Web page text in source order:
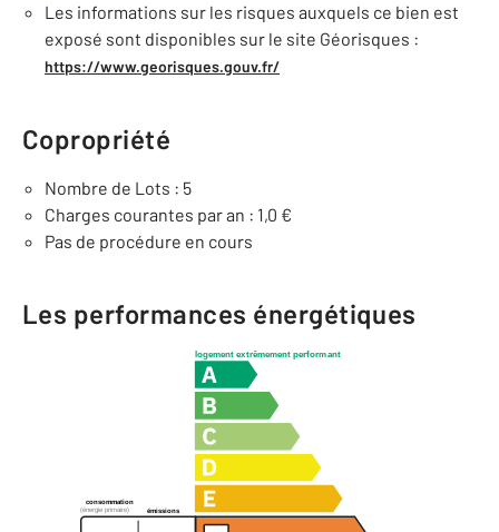
Les informations sur les risques auxquels ce bien est
exposé sont disponibles sur le site Géorisques :
https://www.georisques.gouv.fr/
Copropriété
Nombre de Lots : 5
Charges courantes par an : 1,0 €
Pas de procédure en cours
Les performances énergétiques
logement extrêmement performant
consommation
émissions
(énergie primaire)